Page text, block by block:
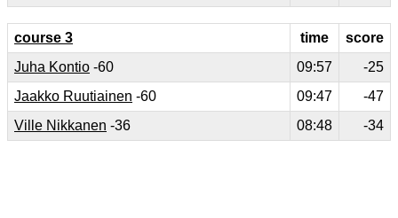
course 3 time
score
Juha Kontio -60 09:57
-25
Jaakko Ruutiainen -60 09:47
-47
Ville Nikkanen -36 08:48 -34